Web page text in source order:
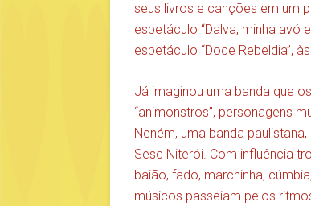
seus livros e canções em um
espetáculo “Dalva, minha avó
espetáculo “Doce Rebeldia”,
Já imaginou uma banda que
“animonstros”, personagens
Neném, uma banda
Sesc Niterói. Com influência
baião, fado, marchinha,
músicos passeiam pelos